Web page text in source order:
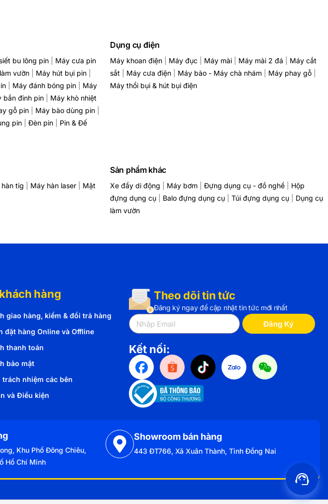
bu lông pin
Máy cưa pin
vườn Máy hút bụi pin
Máy đánh bóng pin
Máy
bắn đinh pin
Máy khò nhiệt
gỗ pin Máy bào dùng pin
pin Đèn pin
Pin & Đế
Dụng cụ điện
Máy khoan điện Máy đục Máy mài Máy mài 2 đá
Máy cắt
sắt
Máy cưa điện Máy bào - Máy chà nhám Máy phay gỗ
Máy thổi bụi & hút bụi điện
tig Máy hàn laser
Mặt
Sản phẩm khác
Xe đẩy di động Máy bơm Đựng dụng cụ - đồ nghề
Hộp
đựng dụng cụ
Balo đựng dụng cụ Túi đựng dụng cụ
Dụng cụ
làm vườn
hàng
giao hàng, kiểm & đổi trả hàng
đặt hàng Online và Offline
thanh toán
bảo mật
trách nhiệm các bên
và Điều kiện
Theo dõi tin tức
Đăng ký ngay để cập nhật tin tức mới nhất
Đăng Ký
Kết nối:
Khu Phố Đông Chiêu,
Hồ Chí Minh
Showroom bán hàng
443 ĐT766, Xã Xuân Thành, Tỉnh Đồng Nai